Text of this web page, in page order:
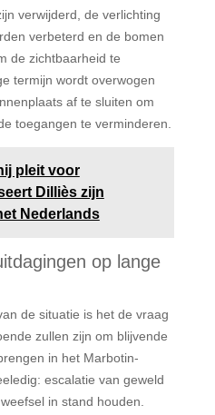
verwijderd, de verlichting
verbeterd en de bomen
de zichtbaarheid te
termijn wordt overwogen
af te sluiten om
toegangen te verminderen.
pleit voor
Dilliès zijn
Nederlands
op lange
de situatie is het de vraag
zullen zijn om blijvende
in het Marbotin-
escalatie van geweld
in stand houden.